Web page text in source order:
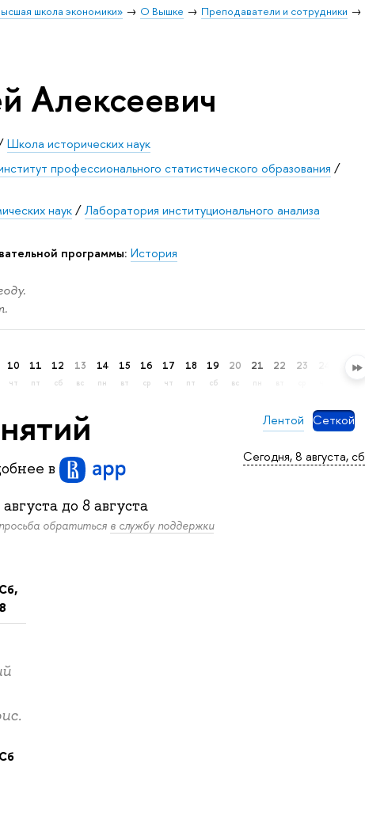
школа экономики» О Вышке Преподаватели и сотрудники
Алексеевич
Школа исторических наук
профессионального статистического образования /
наук/Лаборатория институционального анализа
программы: История
10
чт
11
пт
12
сб
13
вс
14
пн
15
вт
16
ср
17
чт
18
пт
19
сб
20
вс
21
пн
22 23
Лентой Сеткой
Сегодня, 8 августа, сб
в
августа до8 августа
обратиться в службу поддержки
сб,
8
сб